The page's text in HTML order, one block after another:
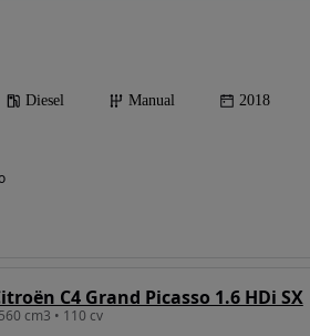
Diesel Manual 2018
C4 Grand Picasso 1.6 HDi SX
cm3 • 110 cv